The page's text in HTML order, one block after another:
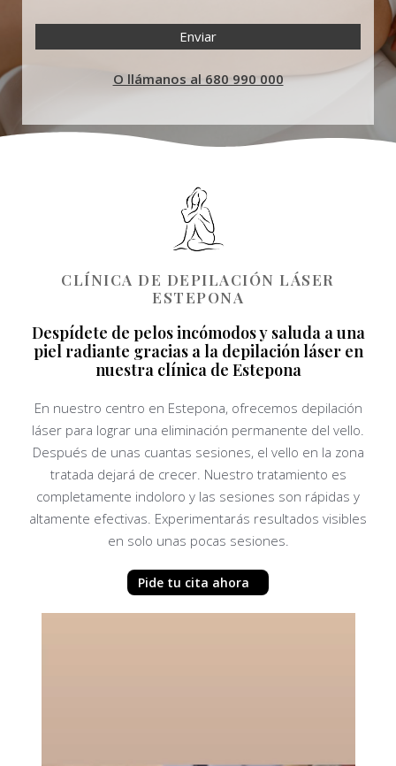
O llámanos al 680 990 000
CLÍNICA DE DEPILACIÓN LÁSER
ESTEPONA
Despídete de pelos incómodos y saluda a una
piel radiante gracias a la depilación láser en
nuestra clínica de Estepona
En nuestro centro en Estepona, ofrecemos depilación
láser para lograr una eliminación permanente del vello.
Después de unas cuantas sesiones, el vello en la zona
tratada dejará de crecer. Nuestro tratamiento es
completamente indoloro y las sesiones son rápidas y
altamente efectivas. Experimentarás resultados visibles
en solo unas pocas sesiones.
Pide tu cita ahora